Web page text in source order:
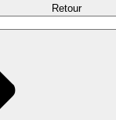
Retour